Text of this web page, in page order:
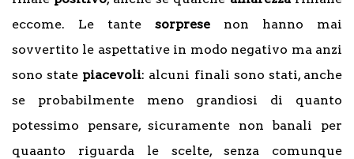
eccome. Le tante sorprese non hanno mai
sovvertito le aspettative in modo negativo ma anzi
sono state piacevoli: alcuni finali sono stati, anche
se probabilmente meno grandiosi di quanto
potessimo pensare, sicuramente non banali per
quaanto riguarda le scelte, senza comunque